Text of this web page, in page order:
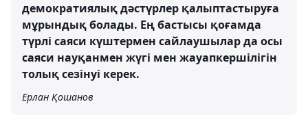
демократиялық дәстүрлер қалыптастыруға
мұрындық болады. Ең бастысы қоғамда
түрлі саяси күштермен сайлаушылар да осы
саяси науқанмен жүгі мен жауапкершілігін
толық сезінуі керек.
Ерлан Қошанов